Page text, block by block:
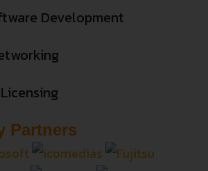
Development
Partners